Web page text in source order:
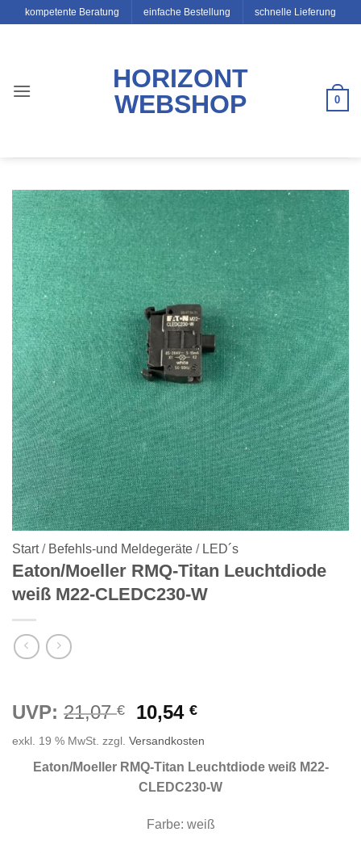
kompetente Beratung einfache Bestellung schnelle Lieferung
HORIZONT
WEBSHOP
0
Start / Befehls-und Meldegeräte / LED´s
Eaton/Moeller RMQ-Titan Leuchtdiode
weiß M22-CLEDC230-W
UVP: 21,07€
Ursprünglicher
war:
21,07 €
10,54€Aktueller
ist:
10,54 €.
exkl. 19 % MwSt. zzgl. Versandkosten
Eaton/Moeller RMQ-Titan Leuchtdiode weiß M22-
CLEDC230-W
Farbe: weiß